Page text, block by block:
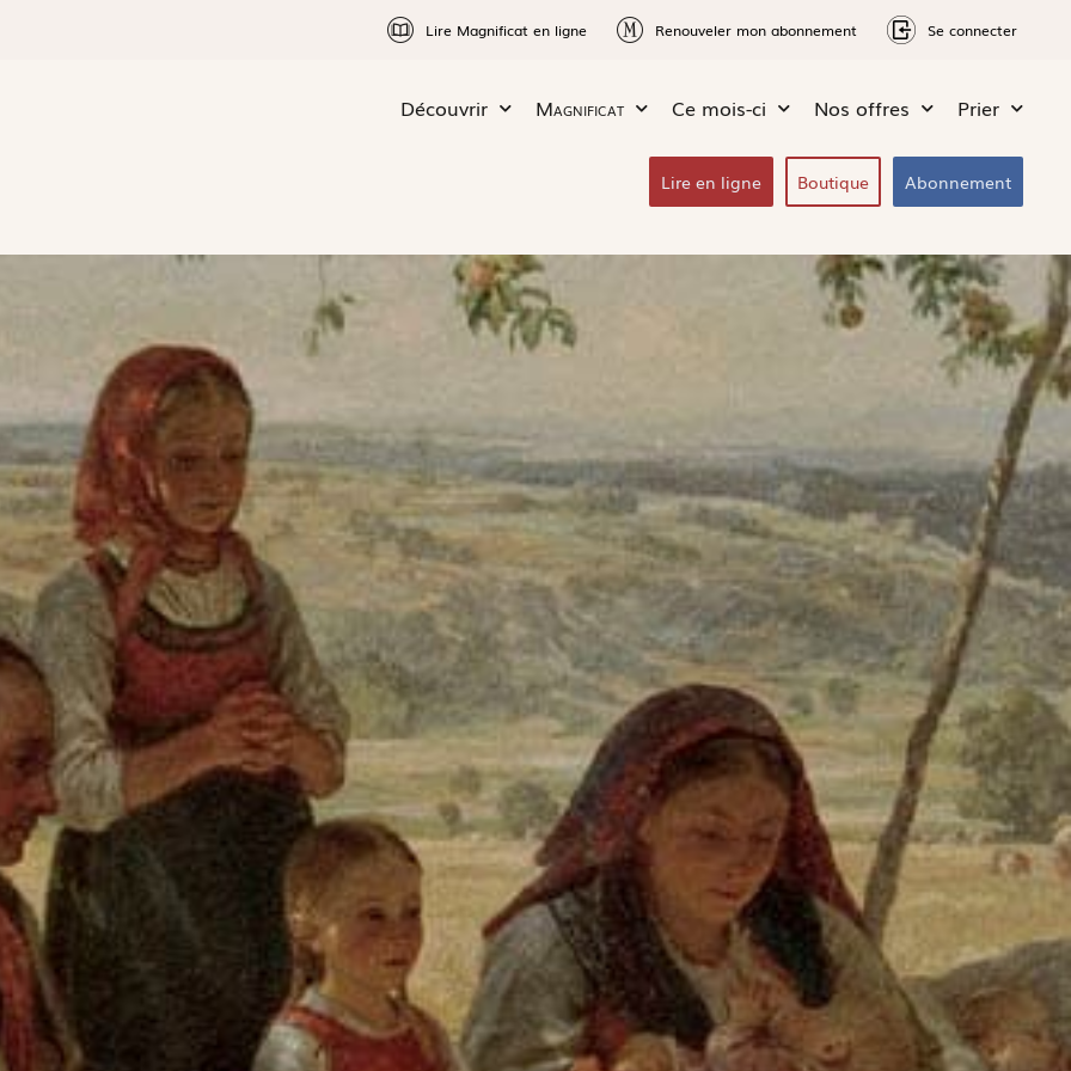
Lire Magnificat en ligne Renouveler mon abonnement Se connecter
Découvrir Magnificat Ce mois-ci Nos offres Prier
Lire en ligne Boutique Abonnement